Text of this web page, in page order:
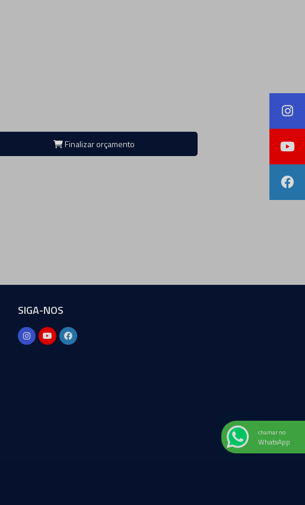
Finalizar orçamento
SIGA-NOS
chamar no
WhatsApp